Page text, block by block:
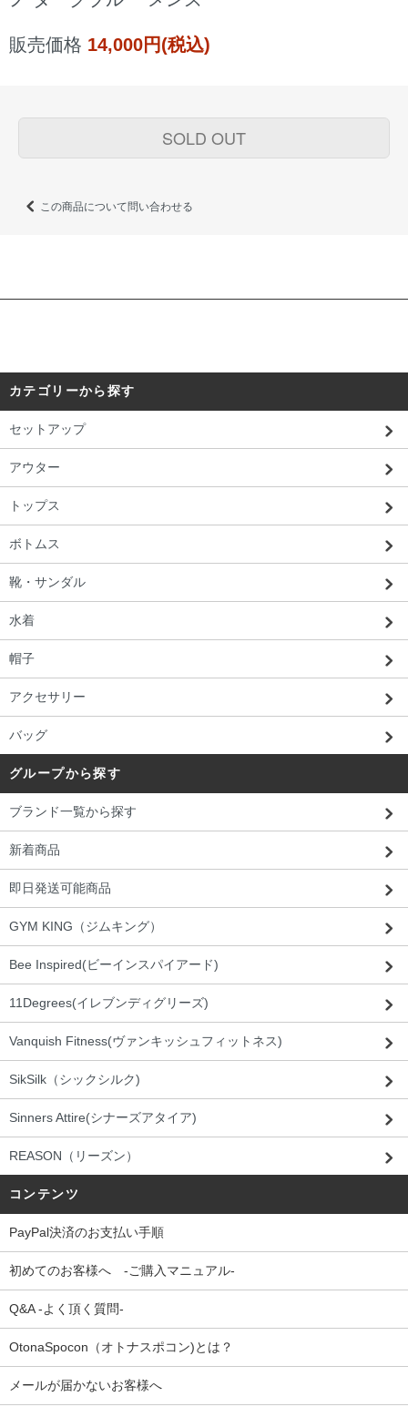
販売価格 14,000円(税込)
SOLD OUT
この商品について問い合わせる
カテゴリーから探す
セットアップ
アウター
トップス
ボトムス
靴・サンダル
水着
帽子
アクセサリー
バッグ
グループから探す
ブランド一覧から探す
新着商品
即日発送可能商品
GYM KING（ジムキング）
Bee Inspired(ビーインスパイアード)
11Degrees(イレブンディグリーズ)
Vanquish Fitness(ヴァンキッシュフィットネス)
SikSilk（シックシルク)
Sinners Attire(シナーズアタイア)
REASON（リーズン）
コンテンツ
PayPal決済のお支払い手順
初めてのお客様へ -ご購入マニュアル-
Q&A -よく頂く質問-
OtonaSpocon（オトナスポコン)とは？
メールが届かないお客様へ